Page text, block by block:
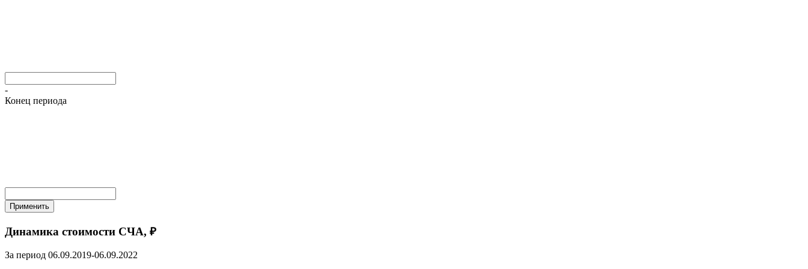
-
Конец периода
Применить
Динамика стоимости СЧА, ₽
За период 06.09.2019-06.09.2022